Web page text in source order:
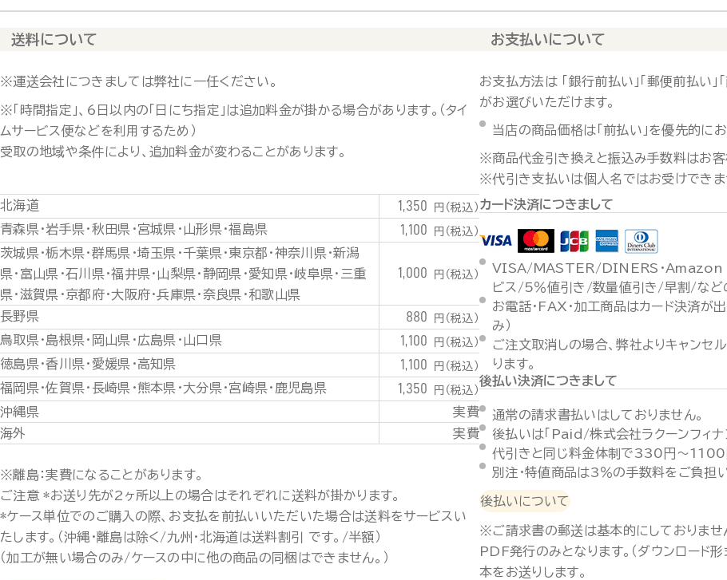
送料について
※運送会社につきましては弊社に一任ください。
※「時間指定」、6日以内の「日にち指定」は追加料金が掛かる場合があります。（タイ
ムサービス便などを利用するため）
受取の地域や条件により、追加料金が変わることがあります。
北海道 1,350 円（税込）
青森県・岩手県・秋田県・宮城県・山形県・福島県 1,100 円（税込）
茨城県・栃木県・群馬県・埼玉県・千葉県・東京都・神奈川県・新潟
県・富山県・石川県・福井県・山梨県・静岡県・愛知県・岐阜県・三重
県・滋賀県・京都府・大阪府・兵庫県・奈良県・和歌山県
1,000 円（税込）
長野県 880 円（税込）
鳥取県・島根県・岡山県・広島県・山口県 1,100 円（税込）
徳島県・香川県・愛媛県・高知県 1,100 円（税込）
福岡県・佐賀県・長崎県・熊本県・大分県・宮崎県・鹿児島県 1,350 円（税込）
沖縄県
実費
海外
実費
※離島：実費になることがあります。
ご注意 *お送り先が2ヶ所以上の場合はそれぞれに送料が掛かります。
*ケース単位でのご購入の際、お支払を前払いいただいた場合は送料をサービスい
たします。（沖縄・離島は除く/九州・北海道は送料割引 です。/半額）
（加工が無い場合のみ/ケースの中に他の商品の同梱はできません。）
お支払いについて
お支払方法は 「銀行前払い」「郵便前払い」「
がお選びいただけます。
当店の商品価格は「前払い」を優先的に
※商品代金引き換えと振込み手数料はお客
※代引き支払いは個人名ではお受けできま
カード決済につきまして
VISA/MASTER/DINERS・Amazon
ビス/5％値引き/数量値引き/早割/など
お電話・FAX・加工商品はカード決済が
み）
ご注文取消しの場合、弊社よりキャン
ります。
後払い決済につきまして
通常の請求書払いはしておりません。
後払いは「Paid/株式会社ラクーンフィナ
代引きと同じ料金体制で330円～1100
別注・特値商品は3％の手数料をご負担
後払いについて
※ご請求書の郵送は基本的にしておりませ
PDF発行のみとなります。（ダウンロード
本をお送りします。